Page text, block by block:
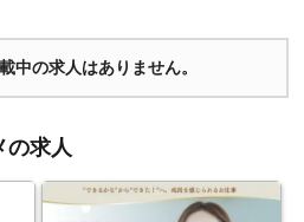
中の求人はありません。
の求人